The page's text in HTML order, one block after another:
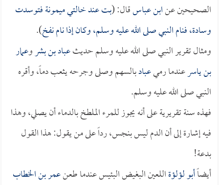
الصحيحين عنابن عباسقال: (بت عند خالتيميمونةفتوسدت
وسادة، فنام النبي صلى الله عليه وسلم، وكان إذا نام نفخ).
ومثال تقرير النبي صلى الله عليه وسلم حديثعباد بن بشروعمار
بن ياسرعندما رميعبادبالسهم وصلى وجرحه يثعب دماً، وأقره
النبي صلى الله عليه وسلم.
فهذه سنة تقريرية على أنه يجوز للمرء الملطخ بالدماء أن يصلي، وهذا
فيه إشارة إلى أن الدم ليس بنجس، رداً على من يقول: هذا القول
بدعة!
أيضاًأبو لؤلؤةاللعين البغيض البئيس عندما طعنعمر بن الخطاب